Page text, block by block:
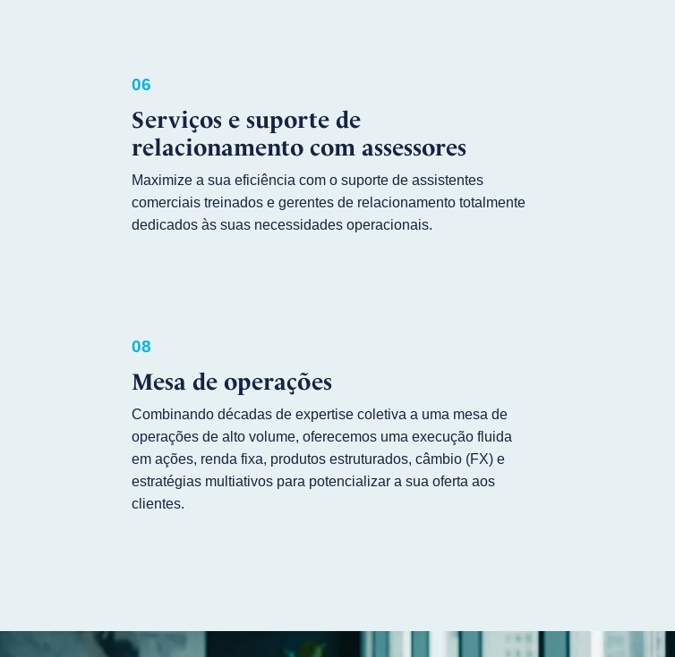
06
Serviços e suporte de
relacionamento com assessores
Maximize a sua eficiência com o suporte de assistentes
comerciais treinados e gerentes de relacionamento totalmente
dedicados às suas necessidades operacionais.
08
Mesa de operações
Combinando décadas de expertise coletiva a uma mesa de
operações de alto volume, oferecemos uma execução fluida
em ações, renda fixa, produtos estruturados, câmbio (FX) e
estratégias multiativos para potencializar a sua oferta aos
clientes.